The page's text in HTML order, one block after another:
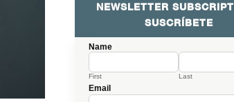
NEWSLETTER
SUSCRÍBETE
Name
First Last
Email